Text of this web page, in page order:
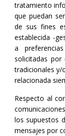
tratamiento
que puedan
de sus fines
establecida -
a
solicitadas
tradicionales
relacionada
Respecto al
los supuestos
mensajes por